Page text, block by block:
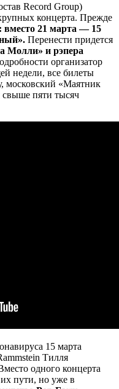
Record Group)
концерта. Прежде
21 марта — 15
Перенести придется
Молли» и рэпера
организатор
недели, все билеты
московский «Маятник
пяти тысяч
15 марта
Тилля
одного концерта
пути, но уже в